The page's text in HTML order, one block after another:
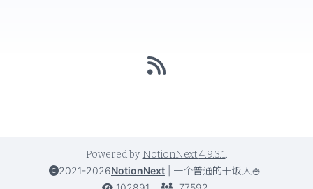
Powered by NotionNext4.9.3.1.
2021-2026NotionNext
一个普通的干饭人🍚